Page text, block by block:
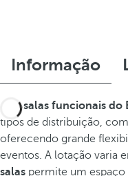
Informação
7 salas funcionais
tipos de distribuição,
oferecendo grande
eventos. A lotação varia
salas permite um espaço